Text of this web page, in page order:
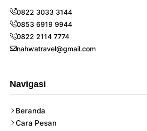
0822 3033 3144
0853 6919 9944
0822 2114 7774
nahwatravel@gmail.com
Navigasi
Beranda
Cara Pesan